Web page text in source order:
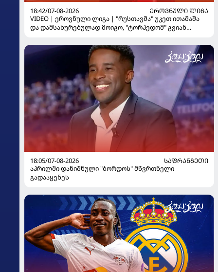
18:42/07-08-2026
ᲔᲠᲝᲕᲜᲣᲚᲘ ᲚᲘᲒᲐ
VIDEO | ეროვნული ლიგა | "რუსთავმა" უკეთ ითამაშა
და დამსახურებულად მოიგო, "ტორპედომ" გვიან
18:05/07-08-2026
ᲡᲐᲤᲠᲐᲜᲒᲔᲗᲘ
აპრილში დანიშნული "ბორდოს" მწვრთნელი
გადააყენეს